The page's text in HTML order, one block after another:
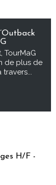
TourMaG
de plus de
H/F -